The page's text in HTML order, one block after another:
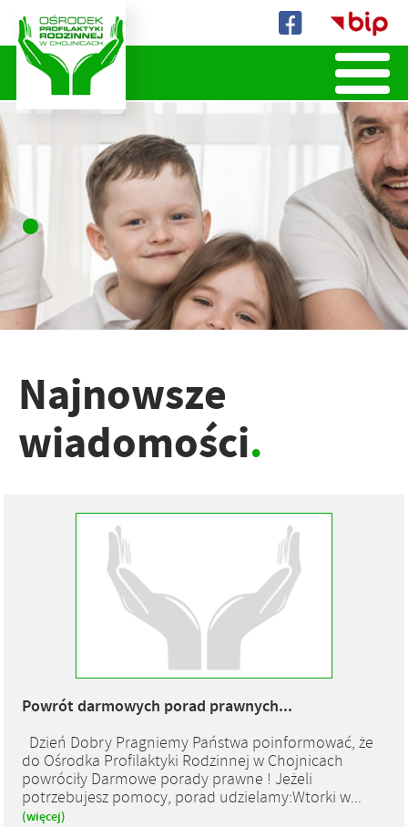
Biuletyn
Informacji
Publicznej
Najnowsze
wiadomości.
Powrót darmowych porad prawnych...
Dzień Dobry Pragniemy Państwa poinformować, że
do Ośrodka Profilaktyki Rodzinnej w Chojnicach
powróciły Darmowe porady prawne ! Jeżeli
potrzebujesz pomocy, porad udzielamy:Wtorki w...
(więcej)